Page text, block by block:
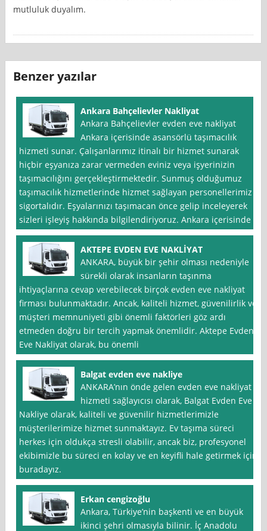
mutluluk duyalım.
Benzer yazılar
Ankara Bahçelievler Nakliyat
Ankara Bahçelievler evden eve nakliyat
Ankara içerisinde asansörlü taşımacılık
hizmeti sunar. Çalışanlarımız itinalı bir hizmet sunarak
hiçbir eşyanıza zarar vermeden eviniz veya işyerinizin
taşımacılığını gerçekleştirmektedir. Sunmuş olduğumuz
taşımacılık hizmetlerinde hizmet sağlayan personellerimiz
sigortalıdır. Eşyalarınızı taşımacan önce gelip inceleyerek
sizleri işleyiş hakkında bilgilendiriyoruz. Ankara içerisinde
AKTEPE EVDEN EVE NAKLİYAT
ANKARA, büyük bir şehir olması nedeniyle
sürekli olarak insanların taşınma
ihtiyaçlarına cevap verebilecek birçok evden eve nakliyat
firması bulunmaktadır. Ancak, kaliteli hizmet, güvenilirlik ve
müşteri memnuniyeti gibi önemli faktörleri göz ardı
etmeden doğru bir tercih yapmak önemlidir. Aktepe Evden
Eve Nakliyat olarak, bu önemli
Balgat evden eve nakliye
ANKARA’nın önde gelen evden eve nakliyat
hizmeti sağlayıcısı olarak, Balgat Evden Eve
Nakliye olarak, kaliteli ve güvenilir hizmetlerimizle
müşterilerimize hizmet sunmaktayız. Ev taşıma süreci
herkes için oldukça stresli olabilir, ancak biz, profesyonel
ekibimizle bu süreci en kolay ve en keyifli hale getirmek için
buradayız.
Erkan cengizoğlu
Ankara, Türkiye’nin başkenti ve en büyük
ikinci şehri olmasıyla bilinir. İç Anadolu